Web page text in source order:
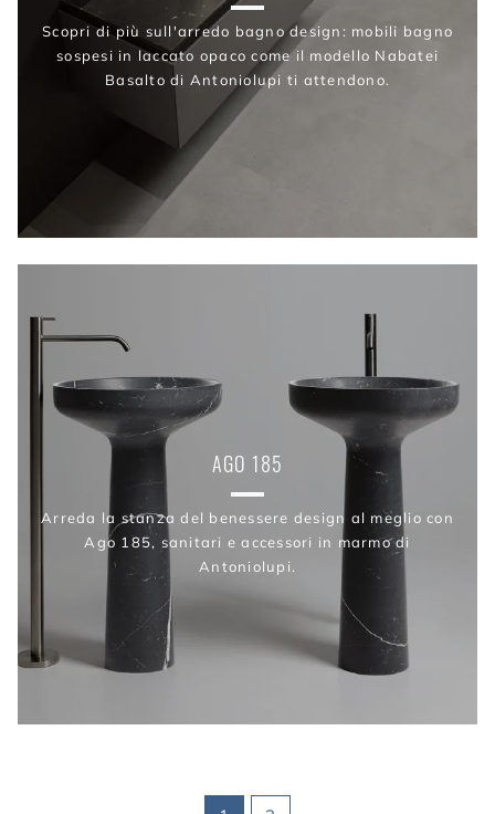
Scopri di più sull'arredo bagno design: mobili bagno
sospesi in laccato opaco come il modello Nabatei
Basalto di Antoniolupi ti attendono.
AGO 185
Arreda la stanza del benessere design al meglio con
Ago 185, sanitari e accessori in marmo di
Antoniolupi.